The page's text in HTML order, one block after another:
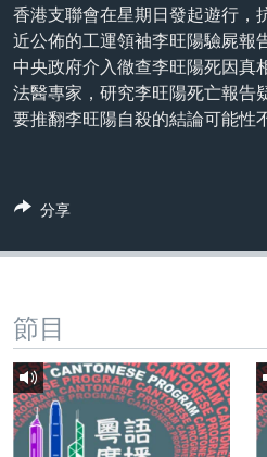
轉
到
檢
索
中國
國際
經貿
視頻
VOA 60秒 (國際)
美國專訊
YOUTUBE頻道
時事經緯
新聞音頻
港人港心
美國透視
建國史話
廣播節目表
其他語言網站
香港支聯會在星期日發起遊行，
近公佈的工運領袖李旺陽驗屍報
中央政府介入徹查李旺陽死因真
法醫專家，研究李旺陽死亡報告
要推翻李旺陽自殺的結論可能性
分享
節目